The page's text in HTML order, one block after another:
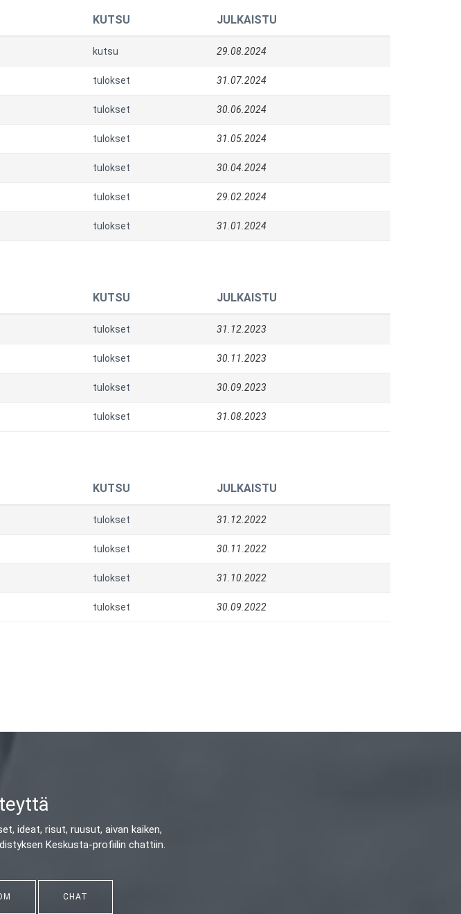
KUTSU JULKAISTU
kutsu 29.08.2024
tulokset 31.07.2024
tulokset 30.06.2024
tulokset 31.05.2024
tulokset 30.04.2024
tulokset 29.02.2024
tulokset 31.01.2024
KUTSU JULKAISTU
tulokset 31.12.2023
tulokset 30.11.2023
tulokset 30.09.2023
tulokset 31.08.2023
KUTSU JULKAISTU
tulokset 31.12.2022
tulokset 30.11.2022
tulokset 31.10.2022
tulokset 30.09.2022
ideat, risut, ruusut, aivan kaiken,
Keskusta-profiilin chattiin.
CHAT